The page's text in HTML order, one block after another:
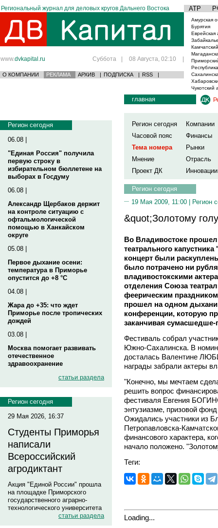
Региональный журнал для деловых кругов Дальнего Востока АТР
www.dvkapital.ru Суббота | 08 Августа, 02:10 |
О КОМПАНИИ РЕКЛАМА АРХИВ | ПОДПИСКА | RSS |
Амурская
Бурятия
Еврейская
Чукотский
Регион сегодня
06.08 |
"Единая Россия" получила
первую строку в
избирательном бюллетене на
выборах в Госдуму
06.08 |
Александр Щербаков держит
на контроле ситуацию с
офтальмологической
помощью в Ханкайском
округе
05.08 |
Первое дыхание осени:
температура в Приморье
опустится до +8 °C
04.08 |
Жара до +35: что ждет
Приморье после тропических
дождей
03.08 |
Москва помогает развивать
отечественное
здравоохранение
статьи раздела
Регион сегодня
29 Мая 2026, 16:37
Студенты Приморья
написали
Всероссийский
агродиктант
Акция "Единой России" прошла
на площадке Приморского
государственного аграрно-
технологического университета
статьи раздела
главная
Регион сегодня
Компании
Часовой пояс
Финансы
Тема номера
Рынки
Мнение
Отрасль
Проект ДК
Инновации
Регион сегодня
19 Мая 2009, 11:00 | Регион
&quot;Золотому
Во Владивостоке
театрального
концерт были
было потрачено ни
владивостокскими
отделения Союза
феерическим
прошел на одном
конференции, которую
заканчивая
Фестиваль собрал
Южно-Сахалинска. В
досталась Валентине
награды забрали актеры
"Конечно, мы мечтаем
решить вопрос
фестиваля Евгения
энтузиазме, призовой
Ожидались участники из
Петропавловска-
финансового характера,
начало положено.
Теги:
Loading...